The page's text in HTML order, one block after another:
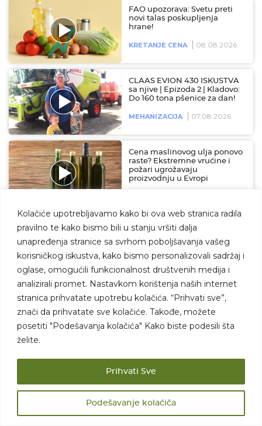
Kolačiće upotrebljavamo kako bi ova web stranica radila
pravilno te kako bismo bili u stanju vršiti dalja
unapređenja stranice sa svrhom poboljšavanja vašeg
korisničkog iskustva, kako bismo personalizovali sadržaj i
oglase, omogućili funkcionalnost društvenih medija i
analizirali promet. Nastavkom korištenja naših internet
stranica prihvatate upotrebu kolačića. “Prihvati sve”,
znači da prihvatate sve kolačiće. Takođe, možete
posetiti "Podešavanja kolačića" Kako biste podesili šta
želite.
Podešavanje kolaćiča
Prihvati Sve
FAO upozorava: Svetu preti
novi talas poskupljenja
hrane!
KRETANJE CENA 08.08.2026
CLAAS EVION 430 ISKUSTVA
sa njive | Epizoda 2 | Kladovo:
Do 160 tona pšenice za dan!
MEHANIZACIJA 07.08.2026
Cena maslinovog ulja ponovo
raste? Ekstremne vrućine i
požari ugrožavaju
proizvodnju u Evropi
Cene voća i povrća: cena
kajsije niža, poskupeo
krompir!
KRETANJE CENA 06.08.2026
Tovni bikovi pojeftinili, cena
prasadi konačno porasla! Evo
šta se dešava na tržištu
stoke…